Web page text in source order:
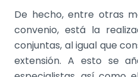
De hecho, entre otras
convenio, está la
conjuntas, al igual que
extensión. A esto se